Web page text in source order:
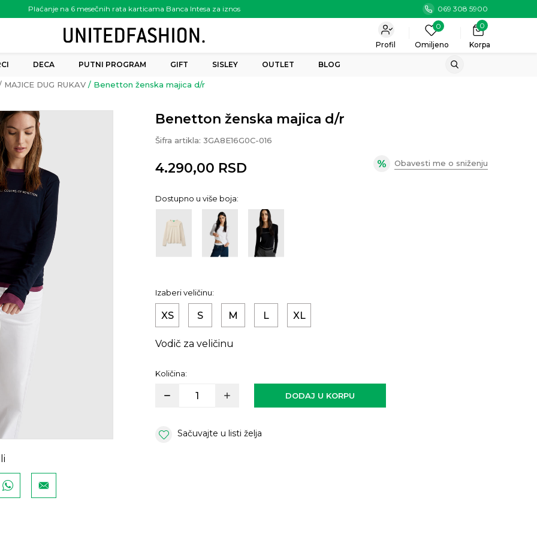
Plaćanje na 6 mesečnih rata karticama Banca Intesa za iznos
preko 6.000.00 rsd
069 308 5900
Korpa
0
0
Omiljeno
Profil
DECA PUTNI PROGRAM GIFT SISLEY OUTLET BLOG
MAJICE DUG RUKAV Benetton ženska majica d/r
Benetton ženska majica d/r
Šifra artikla: 3GA8E16G0C-016
4.290,00 RSD Obavesti me o sniženju
Dostupno u više boja:
Izaberi veličinu:
XS S M L XL
Vodič za veličinu
Količina:
DODAJ U KORPU
Sačuvajte u listi želja